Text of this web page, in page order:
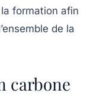
formation afin
de la
carbone